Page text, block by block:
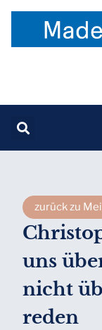
zurück zu
uns
nicht
reden